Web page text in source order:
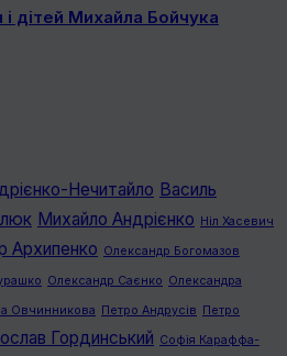
і дітей Михайла Бойчука
Нечитайло Василь
Михайло Андрієнко Ніл Хасевич
Архипенко Олександр Богомазов
Олександр Саєнко Олександра
Овчинникова Петро Андрусів Петро
Гординський Софія Караффа-